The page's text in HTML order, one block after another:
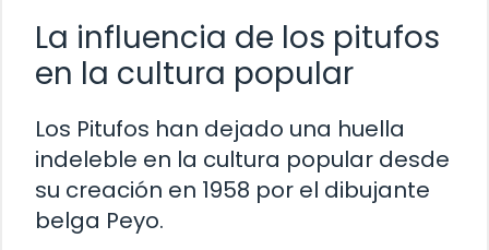
La influencia de los pitufos
en la cultura popular
Los Pitufos han dejado una huella
indeleble en la cultura popular desde
su creación en 1958 por el dibujante
belga Peyo.